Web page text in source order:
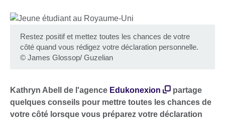
Restez positif et mettez toutes les chances de votre
côté quand vous rédigez votre déclaration personnelle.
© James Glossop/ Guzelian
Kathryn Abell de l'agence Edukonexion
partage
quelques conseils pour mettre toutes les chances de
votre côté lorsque vous préparez votre déclaration